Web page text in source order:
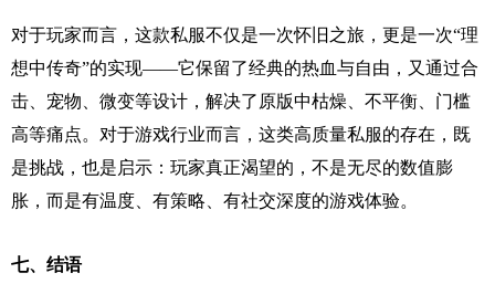
对于玩家而言，这款私服不仅是一次怀旧之旅，更是一次“理
想中传奇”的实现——它保留了经典的热血与自由，又通过合
击、宠物、微变等设计，解决了原版中枯燥、不平衡、门槛
高等痛点。对于游戏行业而言，这类高质量私服的存在，既
是挑战，也是启示：玩家真正渴望的，不是无尽的数值膨
胀，而是有温度、有策略、有社交深度的游戏体验。
七、结语